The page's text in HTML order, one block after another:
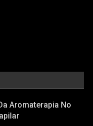
Aromaterapia No